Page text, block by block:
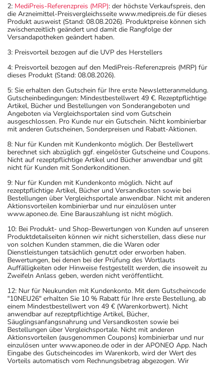
2: MediPreis-Referenzpreis (MRP): der höchste Verkaufspreis, den
die Arzneimittel-Preisvergleichsseite www.medipreis.de für dieses
Produkt ausweist (Stand: 08.08.2026). Produktpreise können sich
zwischenzeitlich geändert und damit die Rangfolge der
Versandapotheken geändert haben.
3: Preisvorteil bezogen auf die UVP des Herstellers
4: Preisvorteil bezogen auf den MediPreis-Referenzpreis (MRP) für
dieses Produkt (Stand: 08.08.2026).
5: Sie erhalten den Gutschein für Ihre erste Newsletteranmeldung.
Gutscheinbedingungen: Mindestbestellwert 49 €. Rezeptpflichtige
Artikel, Bücher und Bestellungen von Sonderangeboten und
Angeboten via Vergleichsportalen sind vom Gutschein
ausgeschlossen. Pro Kunde nur ein Gutschein. Nicht kombinierbar
mit anderen Gutscheinen, Sonderpreisen und Rabatt-Aktionen.
8: Nur für Kunden mit Kundenkonto möglich. Der Bestellwert
berechnet sich abzüglich ggf. eingelöster Gutscheine und Coupons.
Nicht auf rezeptpflichtige Artikel und Bücher anwendbar und gilt
nicht für Kunden mit Sonderkonditionen.
9: Nur für Kunden mit Kundenkonto möglich. Nicht auf
rezeptpflichtige Artikel, Bücher und Versandkosten sowie bei
Bestellungen über Vergleichsportale anwendbar. Nicht mit anderen
Aktionsvorteilen kombinierbar und nur einzulösen unter
www.aponeo.de. Eine Barauszahlung ist nicht möglich.
10: Bei Produkt- und Shop-Bewertungen von Kunden auf unseren
Produktdetailseiten können wir nicht sicherstellen, dass diese nur
von solchen Kunden stammen, die die Waren oder
Dienstleistungen tatsächlich genutzt oder erworben haben.
Bewertungen, bei denen bei der Prüfung des Wortlauts
Auffälligkeiten oder Hinweise festgestellt werden, die insoweit zu
Zweifeln Anlass geben, werden nicht veröffentlicht.
12: Nur für Neukunden mit Kundenkonto. Mit dem Gutscheincode
"10NEU26" erhalten Sie 10 % Rabatt für Ihre erste Bestellung, ab
einem Mindestbestellwert von 49 € (Warenkorbwert). Nicht
anwendbar auf rezeptpflichtige Artikel, Bücher,
Säuglingsanfangsnahrung und Versandkosten sowie bei
Bestellungen über Vergleichsportale. Nicht mit anderen
Aktionsvorteilen (ausgenommen Coupons) kombinierbar und nur
einzulösen unter www.aponeo.de oder in der APONEO App. Nach
Eingabe des Gutscheincodes im Warenkorb, wird der Wert des
Vorteils automatisch vom Rechnungsbetrag abgezogen. Wir